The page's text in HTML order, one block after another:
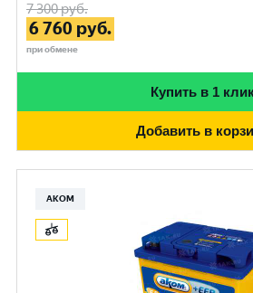
7 300руб.
6 760 руб.
при обмене
Купить в 1
Добавить в
АКОМ